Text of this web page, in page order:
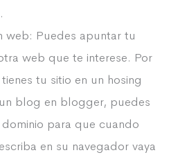
web: Puedes apuntar tu
web que te interese. Por
tu sitio en un hosing
blog en blogger, puedes
para que cuando
en su navegador vaya